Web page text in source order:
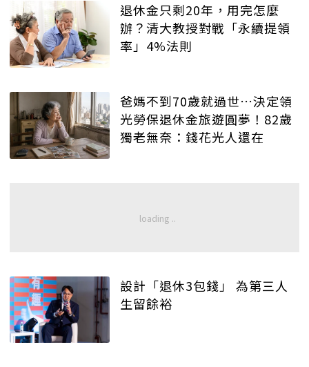
退休金只剩20年，用完怎麼
辦？清大教授對戰「永續提領
率」4%法則
爸媽不到70歲就過世…決定領
光勞保退休金旅遊圓夢！82歲
獨老無奈：錢花光人還在
設計「退休3包錢」 為第三人
生留餘裕